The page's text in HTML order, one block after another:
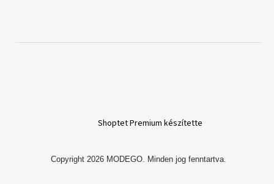
Shoptet Premium készítette
Copyright 2026 MODEGO. Minden jog fenntartva.